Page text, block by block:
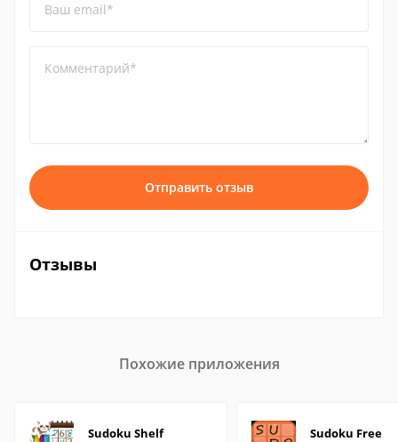
Ваш email*
Комментарий*
Отправить отзыв
Отзывы
Похожие приложения
Sudoku Shelf Sudoku Free